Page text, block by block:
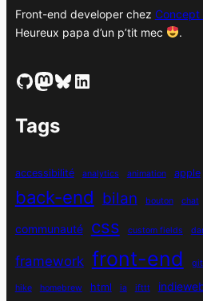
Front-end developer chez Concept
Heureux papa d’un p’tit mec
.
GitHub Mastodon Bluesky LinkedIn
Tags
accessibilité analytics animation apple
back-end bilan bouton chat
communauté css custom fields
framework front-end git
hike homebrew html ia ifttt